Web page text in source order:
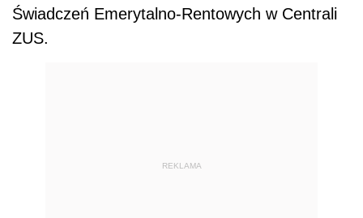
Świadczeń Emerytalno-Rentowych w Centrali
ZUS.
REKLAMA